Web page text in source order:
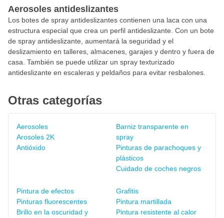
Aerosoles antideslizantes
Los botes de spray antideslizantes contienen una laca con una
estructura especial que crea un perfil antideslizante. Con un bote
de spray antideslizante, aumentará la seguridad y el
deslizamiento en talleres, almacenes, garajes y dentro y fuera de
casa. También se puede utilizar un spray texturizado
antideslizante en escaleras y peldaños para evitar resbalones.
Otras categorías
Aerosoles
Arosoles 2K
Antióxido
Barniz transparente en
spray
Pinturas de parachoques y
plásticos
Cuidado de coches negros
Pintura de efectos
Pinturas fluorescentes
Brillo en la oscuridad y
Grafitis
Pintura martillada
Pintura resistente al calor